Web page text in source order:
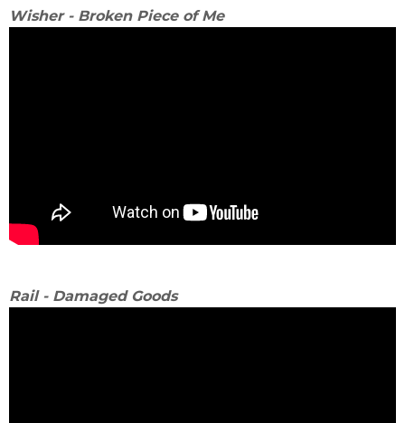
Wisher - Broken Piece of Me
Rail - Damaged Goods